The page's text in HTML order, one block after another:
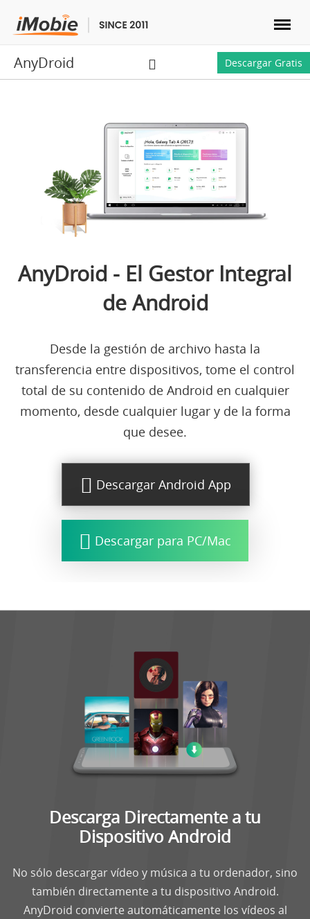
Desbloquear & Recuperar
Utilidades
Solutions
Tienda
Soporte
Idioma
AnyDroid Descargar Gratis
AnyDroid - El Gestor Integral
de Android
Desde la gestión de archivo hasta la
transferencia entre dispositivos, tome el control
total de su contenido de Android en cualquier
momento, desde cualquier lugar y de la forma
que desee.
Descargar Android App
Descargar para PC/Mac
Descarga Directamente a tu
Dispositivo Android
No sólo descargar vídeo y música a tu ordenador, sino
también directamente a tu dispositivo Android.
AnyDroid convierte automáticamente los vídeos al